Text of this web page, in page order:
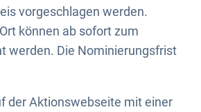
vorgeschlagen werden.
können ab sofort zum
werden. Die Nominierungsfrist
der Aktionswebseite mit einer